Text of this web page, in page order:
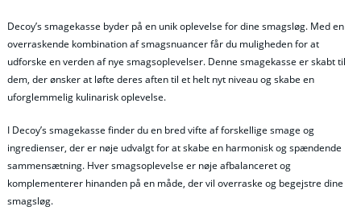
Decoy’s smagekasse byder på en unik oplevelse for dine smagsløg. Med en
overraskende kombination af smagsnuancer får du muligheden for at
udforske en verden af nye smagsoplevelser. Denne smagekasse er skabt til
dem, der ønsker at løfte deres aften til et helt nyt niveau og skabe en
uforglemmelig kulinarisk oplevelse.
I Decoy’s smagekasse finder du en bred vifte af forskellige smage og
ingredienser, der er nøje udvalgt for at skabe en harmonisk og spændende
sammensætning. Hver smagsoplevelse er nøje afbalanceret og
komplementerer hinanden på en måde, der vil overraske og begejstre dine
smagsløg.